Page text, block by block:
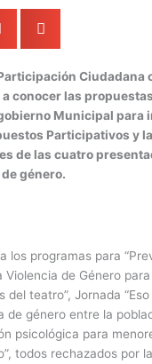
a
m
Ciudadana
a conocer las
Municipal para
Participativos y
de las cuatro
género.
los programas para
Violencia de Género
del teatro”, Jornada
de género entre la
psicológica para
todos rechazados por